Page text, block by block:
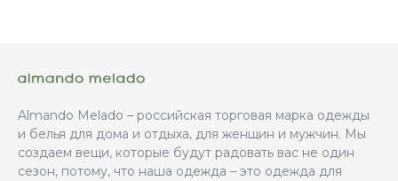
Almando Melado – российская торговая марка одежды
и белья для дома и отдыха, для женщин и мужчин. Мы
создаем вещи, которые будут радовать вас не один
сезон, потому, что наша одежда – это одежда для